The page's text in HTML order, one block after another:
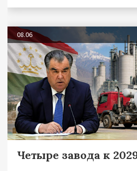
08.06
Четыре завода к